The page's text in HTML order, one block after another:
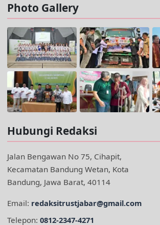
Photo Gallery
Hubungi Redaksi
Jalan Bengawan No 75, Cihapit,
Kecamatan Bandung Wetan, Kota
Bandung, Jawa Barat, 40114
Email: redaksitrustjabar@gmail.com
Telepon: 0812-2347-4271